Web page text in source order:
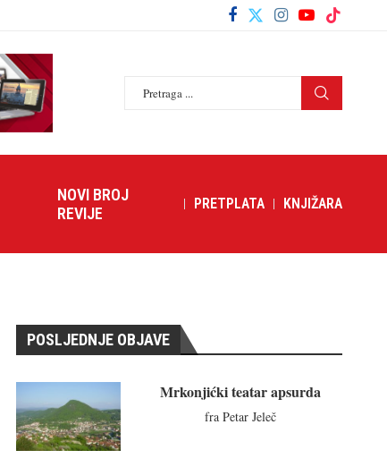
NOVI BROJ
REVIJE
PRETPLATA KNJIŽARA
POSLJEDNJE OBJAVE
Mrkonjićki teatar apsurda
fra Petar Jeleč